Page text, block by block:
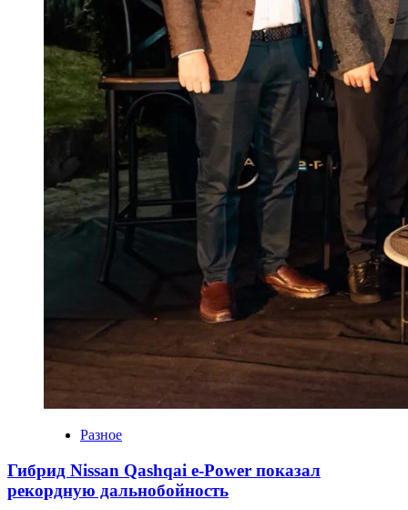
Разное
Гибрид Nissan Qashqai e-Power показал
рекордную дальнобойность